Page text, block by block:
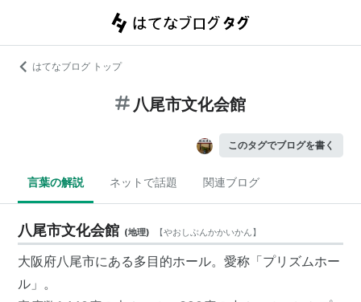
はてなブログ トップ
八尾市文化会館
このタグでブログを書く
言葉の解説 ネットで話題 関連ブログ
八尾市文化会館 (地理) 【やおしぶんかかいかん】
大阪府八尾市にある多目的ホール。愛称「プリズムホー
ル」。